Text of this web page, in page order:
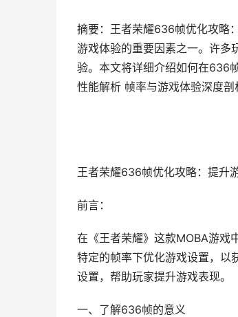
摘要：王者荣耀636帧优化攻略
游戏体验的重要因素之一。许多
验。本文将详细介绍如何在636
性能解析 帧率与游戏体验深度剖
王者荣耀636帧优化攻略：提升
前言：
在《王者荣耀》这款MOBA游戏
特定的帧率下优化游戏设置，以
设置，帮助玩家提升游戏表现。
一、了解636帧的意义